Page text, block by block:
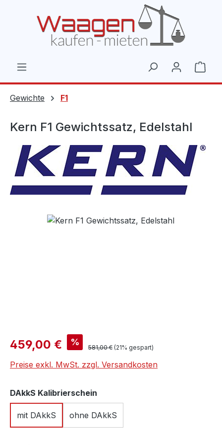
Gewichte F1
Kern F1 Gewichtssatz, Edelstahl
Bildergalerie überspringen
Verkaufspreis:
459,00 € % Regulärer Preis:
581,00 € (21% gespart)
Preise exkl. MwSt. zzgl. Versandkosten
DAkkS Kalibrierschein
mit DAkkS ohne DAkkS